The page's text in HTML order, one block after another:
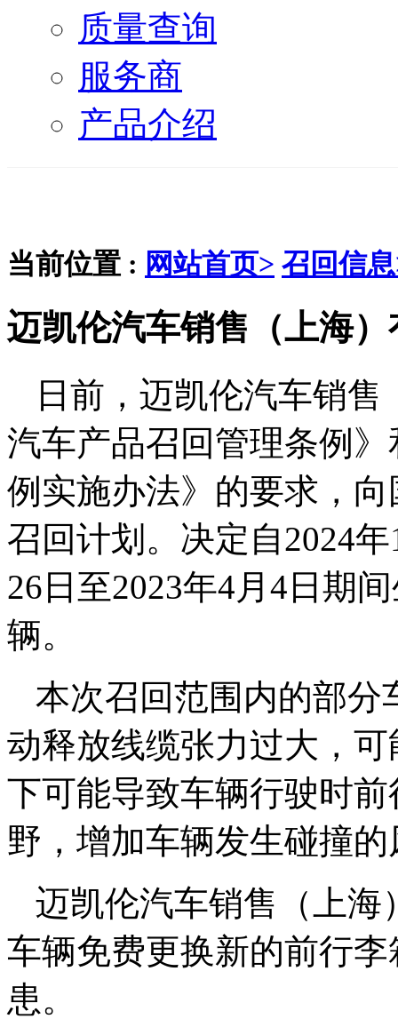
质量查询
服务商
产品介绍
当前位置 : 网站首页> 召回信
迈凯伦汽车销售（上海
日前，迈凯伦汽车销
汽车产品召回管理条例
例实施办法》的要求，
召回计划。决定自2024
26日至2023年4月4日期
辆。
本次召回范围内的部分
动释放线缆张力过大，
下可能导致车辆行驶时
野，增加车辆发生碰撞
迈凯伦汽车销售（上海
车辆免费更换新的前行
患。